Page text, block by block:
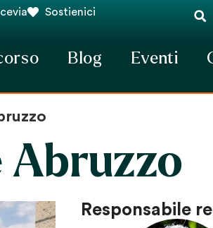
Sostienici
Blog Eventi
Abruzzo
Responsabile